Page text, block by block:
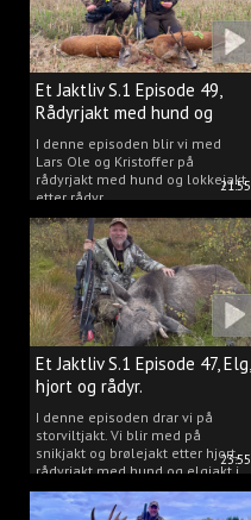
21:55
Et Jaktliv S.1 Episode 49,
Rådyrjakt med hund og
lokkejakt.
I denne episoden blir vi med
Lars Ole og Kristoffer på
rådyrjakt med hund og lokkejakt
etter rådyr.
23:55
Et Jaktliv S.1 Episode 47, Elg,
hjort og rådyr.
I denne episoden drar vi på
storviltjakt. Vi blir med på
snikjakt og brølejakt etter hjort,
rådyrjakt med hund og elgjakt i
Trøndelag.